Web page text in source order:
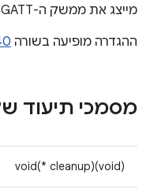
מייצג את ממשק ה-GATT הסטנדרטי של Bluetooth.
ההגדרה מופיעה בשורה
מסמכי תיעוד
void(* cleanup)(void)